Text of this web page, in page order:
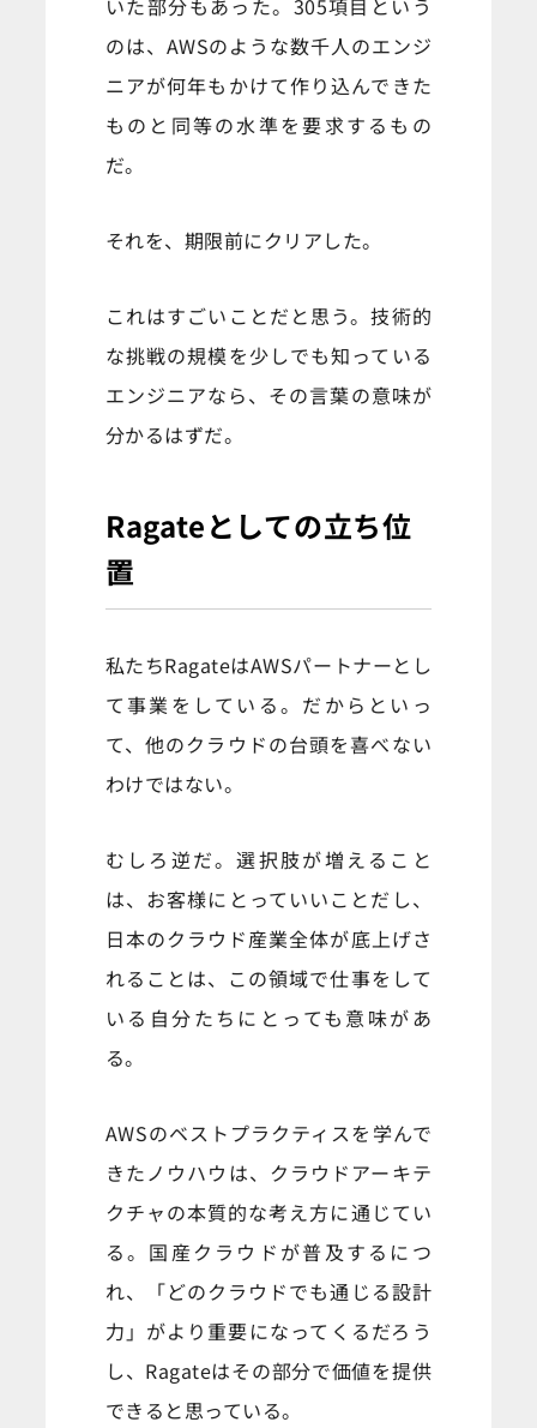
いた部分もあった。305項目という
のは、AWSのような数千人のエンジ
ニアが何年もかけて作り込んできた
ものと同等の水準を要求するもの
だ。
それを、期限前にクリアした。
これはすごいことだと思う。技術的
な挑戦の規模を少しでも知っている
エンジニアなら、その言葉の意味が
分かるはずだ。
Ragateとしての立ち位
置
私たちRagateはAWSパートナーとし
て事業をしている。だからといっ
て、他のクラウドの台頭を喜べない
わけではない。
むしろ逆だ。選択肢が増えること
は、お客様にとっていいことだし、
日本のクラウド産業全体が底上げさ
れることは、この領域で仕事をして
いる自分たちにとっても意味があ
る。
AWSのベストプラクティスを学んで
きたノウハウは、クラウドアーキテ
クチャの本質的な考え方に通じてい
る。国産クラウドが普及するにつ
れ、「どのクラウドでも通じる設計
力」がより重要になってくるだろう
し、Ragateはその部分で価値を提供
できると思っている。